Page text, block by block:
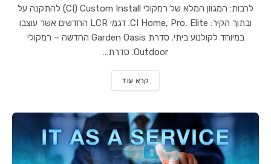
לרבות: המגוון המלא של רמקולי CI) Custom Install) להתקנה על
ובתוך הקיר: CI Home, Pro, Elite. דגמי LCR החדשים אשר עוצבו
במיוחד לקולנוע ביתי. סדרת Garden Oasis החדשה – רמקולי
Outdoor. סדרת…
קרא עוד